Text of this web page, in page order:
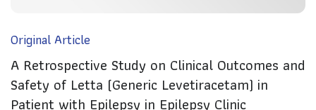
Original Article
A Retrospective Study on Clinical Outcomes and
Safety of Letta (Generic Levetiracetam) in
Patient with Epilepsy in Epilepsy Clinic